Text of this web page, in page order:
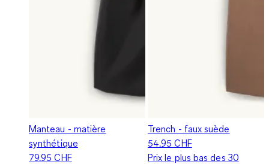
Manteau - matière
synthétique
79.95 CHF
Trench - faux suède
54.95 CHF
Prix le plus bas des 30